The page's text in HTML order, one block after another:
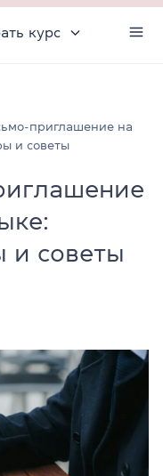
курс
приглашение на
и советы
и советы